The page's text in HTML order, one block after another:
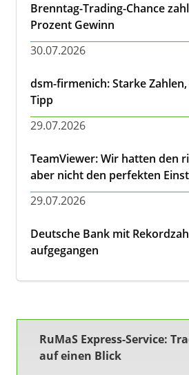
Brenntag-Trading-Chance
Prozent Gewinn
30.07.2026
dsm-firmenich: Starke
Tipp
29.07.2026
TeamViewer: Wir hatten den
aber nicht den perfekten
29.07.2026
Deutsche Bank mit
aufgegangen
RuMaS Express-Service:
auf einen Blick